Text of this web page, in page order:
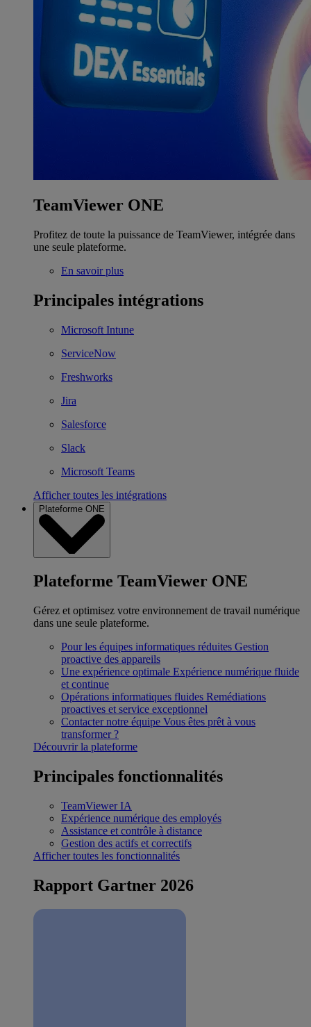
TeamViewer ONE
Profitez de toute la puissance de TeamViewer, intégrée dans
une seule plateforme.
En savoir plus
Principales intégrations
Microsoft Intune
ServiceNow
Freshworks
Jira
Salesforce
Slack
Microsoft Teams
Afficher toutes les intégrations
Plateforme ONE
Plateforme TeamViewer ONE
Gérez et optimisez votre environnement de travail numérique
dans une seule plateforme.
Pour les équipes informatiques réduites Gestion
proactive des appareils
Une expérience optimale Expérience numérique fluide
et continue
Opérations informatiques fluides Remédiations
proactives et service exceptionnel
Contacter notre équipe Vous êtes prêt à vous
transformer ?
Découvrir la plateforme
Principales fonctionnalités
TeamViewer IA
Expérience numérique des employés
Assistance et contrôle à distance
Gestion des actifs et correctifs
Afficher toutes les fonctionnalités
Rapport Gartner 2026